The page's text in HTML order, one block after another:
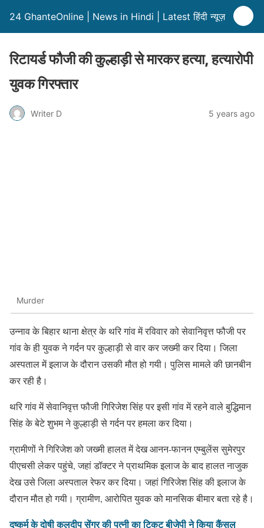
24 GhanteOnline | News in Hindi | Latest हिंदी न्यूज़
रिटायर्ड फौजी की कुल्हाड़ी से मारकर हत्या, हत्यारोपी
युवक गिरफ्तार
Writer D 5 years ago
Murder
उन्नाव के बिहार थाना क्षेत्र के थरि गांव में रविवार को सेवानिवृत्त फौजी पर
गांव के ही युवक ने गर्दन पर कुल्हाड़ी से वार कर जख्मी कर दिया। जिला
अस्पताल में इलाज के दौरान उसकी मौत हो गयी। पुलिस मामले की छानबीन
कर रही है।
थरि गांव में सेवानिवृत्त फौजी गिरिजेश सिंह पर इसी गांव में रहने वाले बुद्धिमान
सिंह के बेटे शुभम ने कुल्हाड़ी से गर्दन पर हमला कर दिया।
ग्रामीणों ने गिरिजेश को जख्मी हालत में देख आनन-फानन एम्बुलेंस सुमेरपुर
पीएचसी लेकर पहुंचे, जहां डॉक्टर ने प्राथमिक इलाज के बाद हालत नाजुक
देख उसे जिला अस्पताल रेफर कर दिया। जहां गिरिजेश सिंह की इलाज के
दौरान मौत हो गयी। ग्रामीण, आरोपित युवक को मानसिक बीमार बता रहे है।
दुष्कर्म के दोषी कुलदीप सेंगर की पत्नी का टिकट बीजेपी ने किया कैंसल